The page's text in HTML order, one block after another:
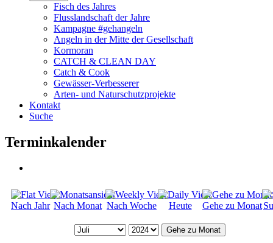
Fisch des Jahres
Flusslandschaft der Jahre
Kampagne #gehangeln
Angeln in der Mitte der Gesellschaft
Kormoran
CATCH & CLEAN DAY
Catch & Cook
Gewässer-Verbesserer
Arten- und Naturschutzprojekte
Kontakt
Suche
Terminkalender
Nach Jahr Nach Monat Nach Woche Heute Gehe zu Monat
Gehe zu Monat